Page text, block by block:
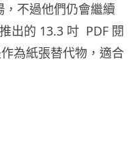
不過他們仍會繼續
出的 13.3 吋 PDF 閱
為紙張替代物，適合